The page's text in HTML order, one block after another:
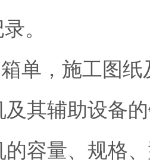
。
单，施工图
及其辅助设备
容量、规格